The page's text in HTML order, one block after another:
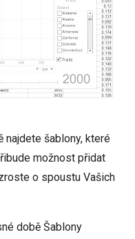
najdete šablony, které
možnost přidat
o spoustu Vašich
době Šablony